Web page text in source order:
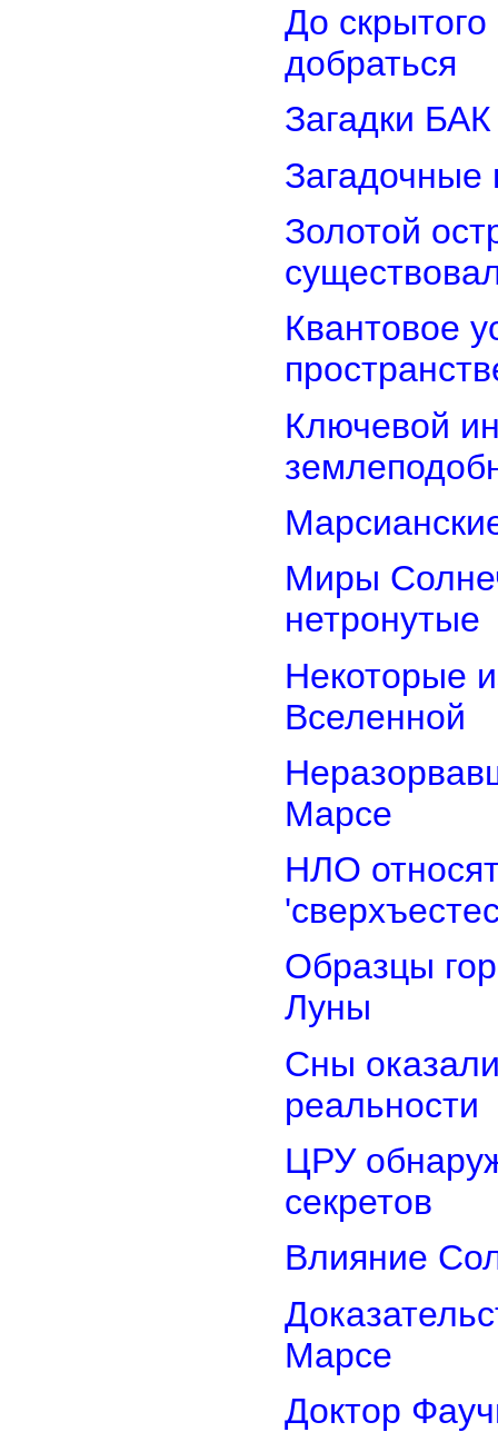
До
добраться
Загадки
Загадочные
Золотой
Квантовое
Ключевой
Миры
нетронутые
Некоторые
Вселенной
Марсе
НЛО
Образцы
Луны
Сны
реальности
ЦРУ
секретов
Влияние
Марсе
Доктор